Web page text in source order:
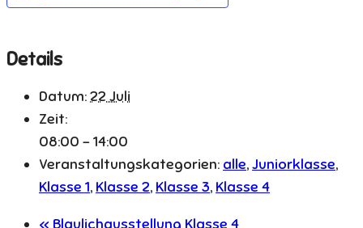
Details
Datum:22 Juli
Zeit:
08:00 - 14:00
Veranstaltungskategorien: alle,Juniorklasse,
Klasse 1, Klasse 2, Klasse 3, Klasse 4
« Blaulichausstellung Klasse 4